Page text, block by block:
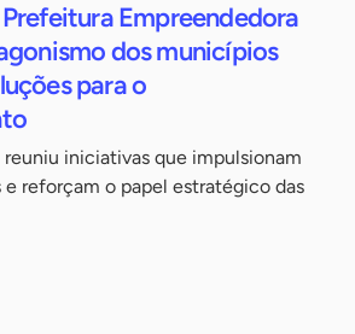
Empreendedora
dos municípios
para o
iniciativas que impulsionam
reforçam o papel estratégico das